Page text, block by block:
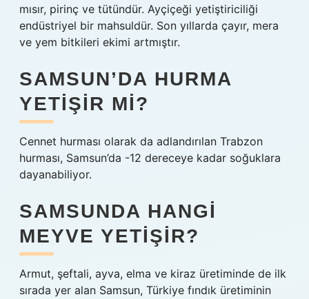
mısır, pirinç ve tütündür. Ayçiçeği yetiştiriciliği
endüstriyel bir mahsuldür. Son yıllarda çayır, mera
ve yem bitkileri ekimi artmıştır.
SAMSUN’DA HURMA
YETIŞIR MI?
Cennet hurması olarak da adlandırılan Trabzon
hurması, Samsun’da -12 dereceye kadar soğuklara
dayanabiliyor.
SAMSUNDA HANGI
MEYVE YETIŞIR?
Armut, şeftali, ayva, elma ve kiraz üretiminde de ilk
sırada yer alan Samsun, Türkiye fındık üretiminin